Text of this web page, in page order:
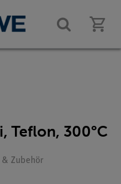
Teflon, 300°C
Zubehör